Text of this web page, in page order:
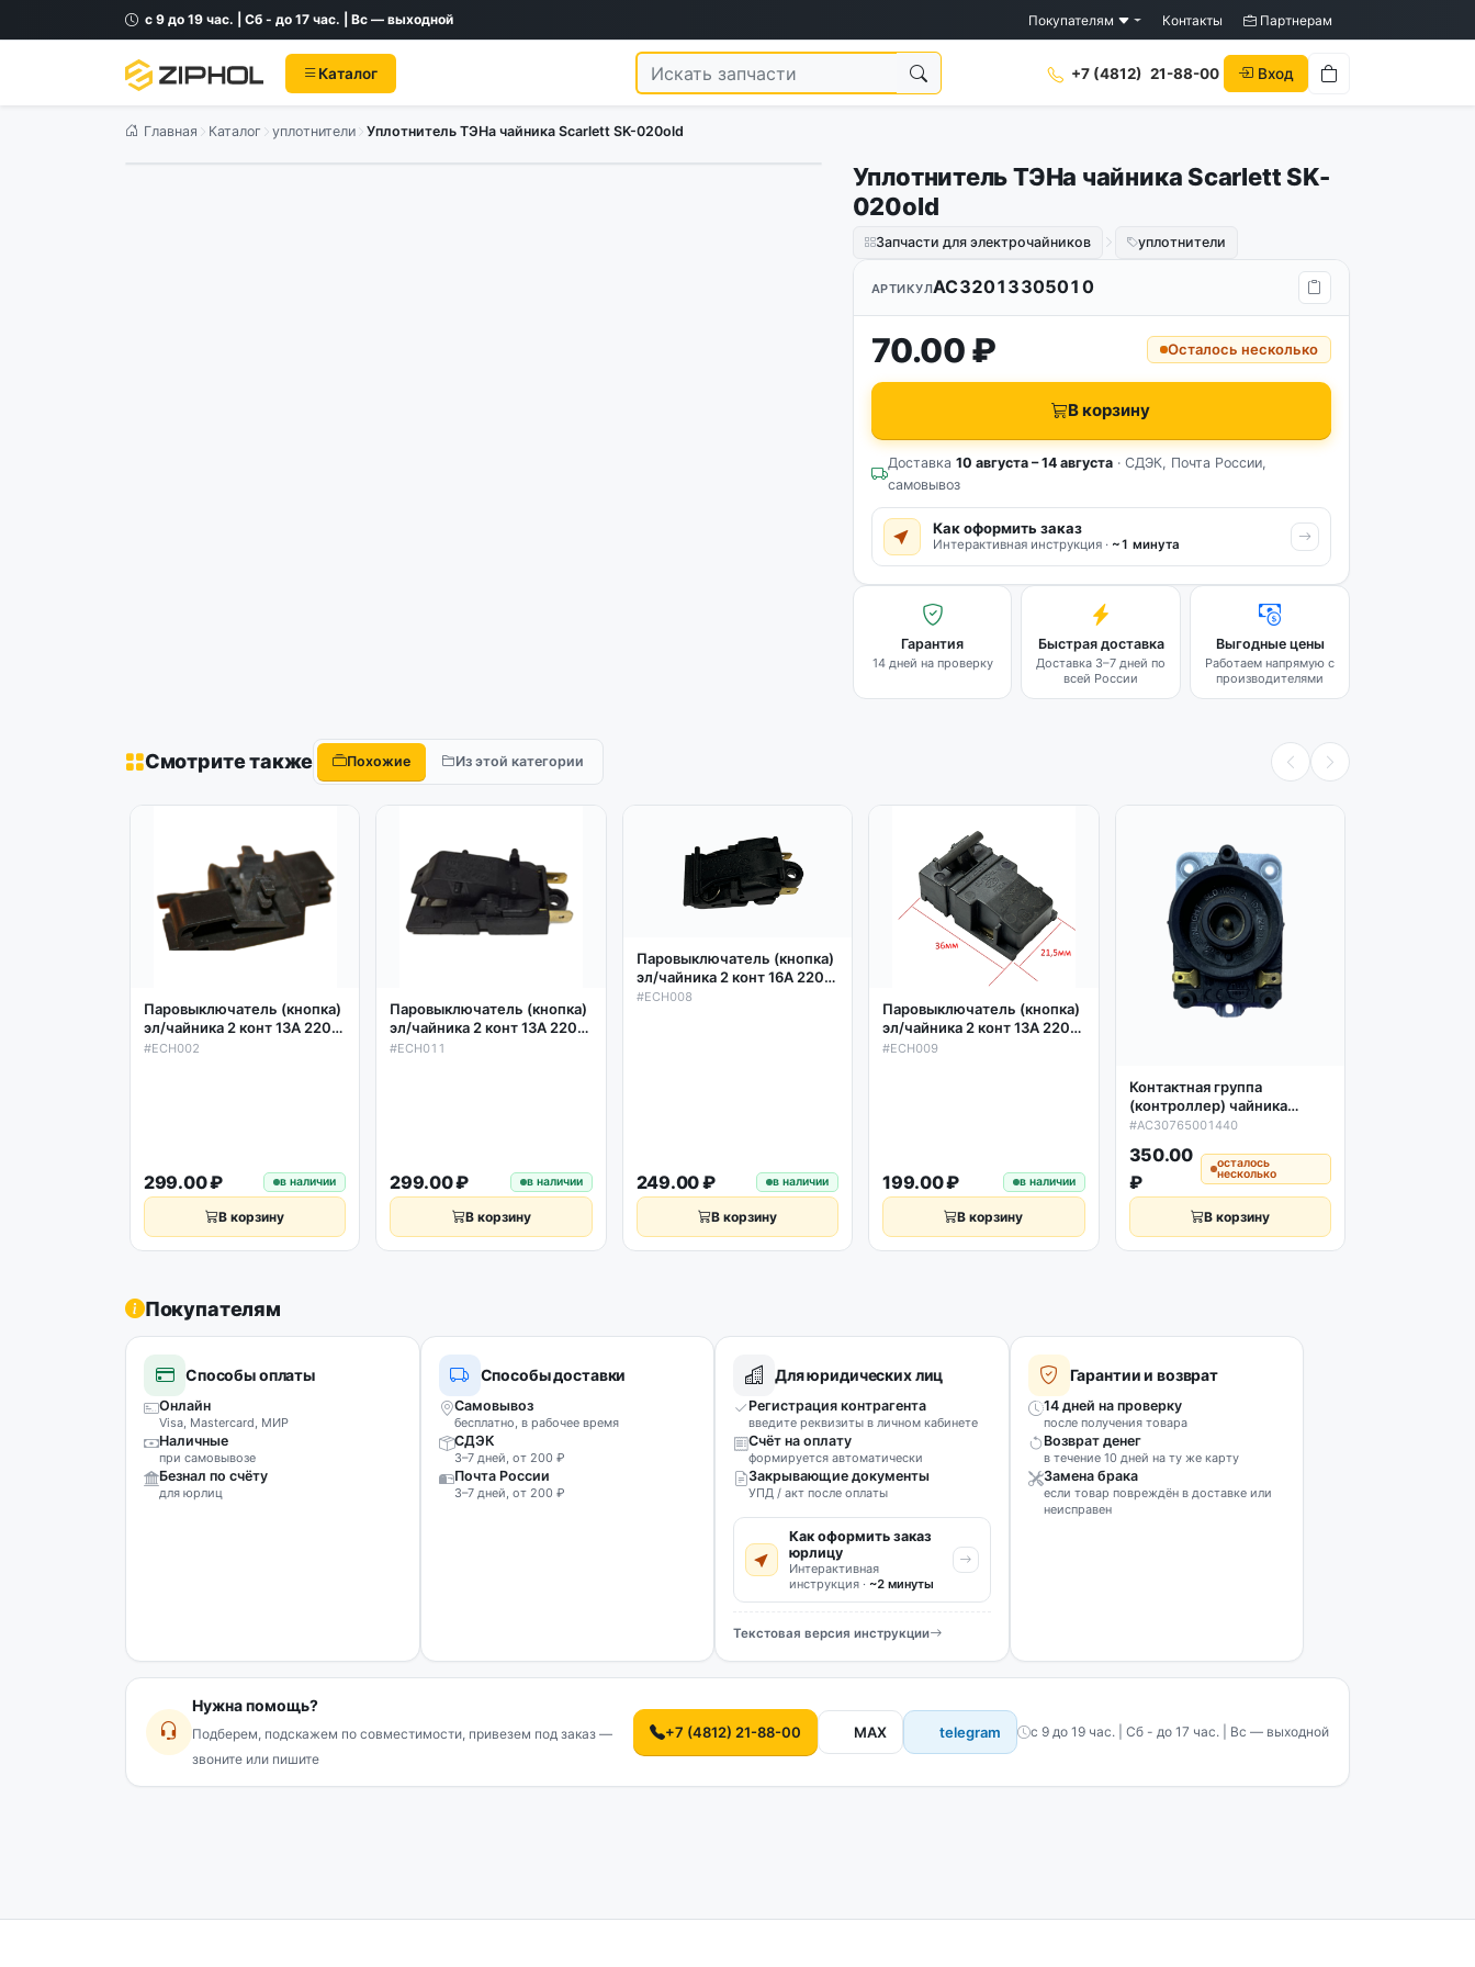
с 9 до 19 час. | Сб - до 17 час. | Вс — выходной Покупателям Контакты Партнерам
Каталог +7 (4812) 21-88-00 Вход
Главная Каталог уплотнители Уплотнитель ТЭНа чайника Scarlett SK-020old
Уплотнитель ТЭНа чайника Scarlett SK-
020old
Запчасти для электрочайников уплотнители
АРТИКУЛAC32013305010
70.00 ₽ Осталось несколько
В корзину
Доставка 10 августа – 14 августа· СДЭК, Почта России,
самовывоз
Как оформить заказ
Интерактивная инструкция · ~1 минута
Гарантия
14 дней на проверку
Быстрая доставка
Доставка 3–7 дней по
всей России
Выгодные цены
Работаем напрямую с
производителями
Смотрите также Похожие Из этой категории
Паровыключатель (кнопка)
эл/чайника 2 конт 13A 220-
250V ECH002
#ECH002
299.00 ₽ в наличии
В корзину
Паровыключатель (кнопка)
эл/чайника 2 конт 13A 220-
250V ECH011
#ECH011
299.00 ₽ в наличии
В корзину
Паровыключатель (кнопка)
эл/чайника 2 конт 16A 220-
250V
#ECH008
249.00 ₽ в наличии
В корзину
Паровыключатель (кнопка)
эл/чайника 2 конт 13A 220-
250V, 35*21.5мм
#ECH009
199.00 ₽ в наличии
В корзину
Контактная группа
(контроллер) чайника
Scarlett SC-027 Sunlight
AC30765001440
#AC30765001440
350.00
₽
осталось
несколько
В корзину
Покупателям
Способы оплаты
Онлайн
Visa, Mastercard, МИР
Наличные
при самовывозе
Безнал по счёту
для юрлиц
Способы доставки
Самовывоз
бесплатно, в рабочее время
СДЭК
3–7 дней, от 200 ₽
Почта России
3–7 дней, от 200 ₽
Для юридических лиц
Регистрация контрагента
введите реквизиты в личном кабинете
Счёт на оплату
формируется автоматически
Закрывающие документы
УПД / акт после оплаты
Как оформить заказ
юрлицу
Интерактивная
инструкция · ~2 минуты
Текстовая версия инструкции
Гарантии и возврат
14 дней на проверку
после получения товара
Возврат денег
в течение 10 дней на ту же карту
Замена брака
если товар повреждён в доставке или
неисправен
Нужна помощь?
Подберем, подскажем по совместимости, привезем под заказ —
звоните или пишите
+7 (4812) 21-88-00 MAX telegram с 9 до 19 час. | Сб - до 17 час. | Вс — выходной